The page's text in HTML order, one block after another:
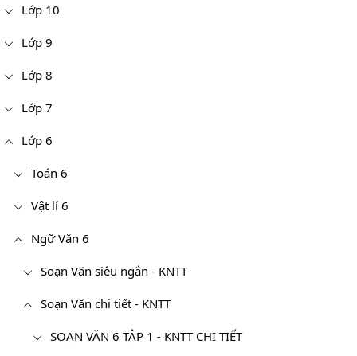
Lớp 10
Lớp 9
Lớp 8
Lớp 7
Lớp 6
Toán 6
Vật lí 6
Ngữ Văn 6
Soạn Văn siêu ngắn - KNTT
Soạn Văn chi tiết - KNTT
SOẠN VĂN 6 TẬP 1 - KNTT CHI TIẾT